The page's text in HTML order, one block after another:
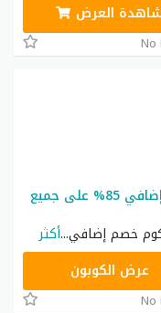
العرض
أفضل كود خصم طلبات دوت كوم خصم إضافي 85% على جميع
خصم إضافي...أكثر
عرض الكوبون